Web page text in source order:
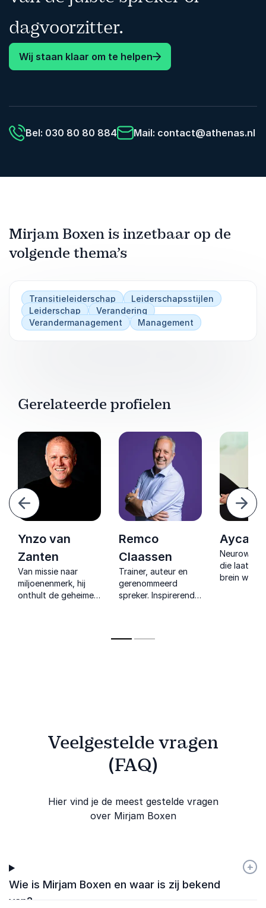
dagvoorzitter.
Wij staan klaar om te helpen
Bel: 030 80 80 884 Mail: contact@athenas.nl
Mirjam Boxen is inzetbaar op de
volgende thema’s
Transitieleiderschap
Leiderschapsstijlen
Leiderschap
Verandering
Verandermanagement
Management
Gerelateerde profielen
Ynzo van
Zanten
Van missie naar
miljoenenmerk, hij
onthult de geheimen
Remco
Claassen
Trainer, auteur en
gerenommeerd
spreker. Inspirerende
ontwikkeling.
Ayca
die laat
brein werkt
Veelgestelde vragen
(FAQ)
Hier vind je de meest gestelde vragen
over Mirjam Boxen
Wie is Mirjam Boxen en waar is zij bekend
van?
+
-